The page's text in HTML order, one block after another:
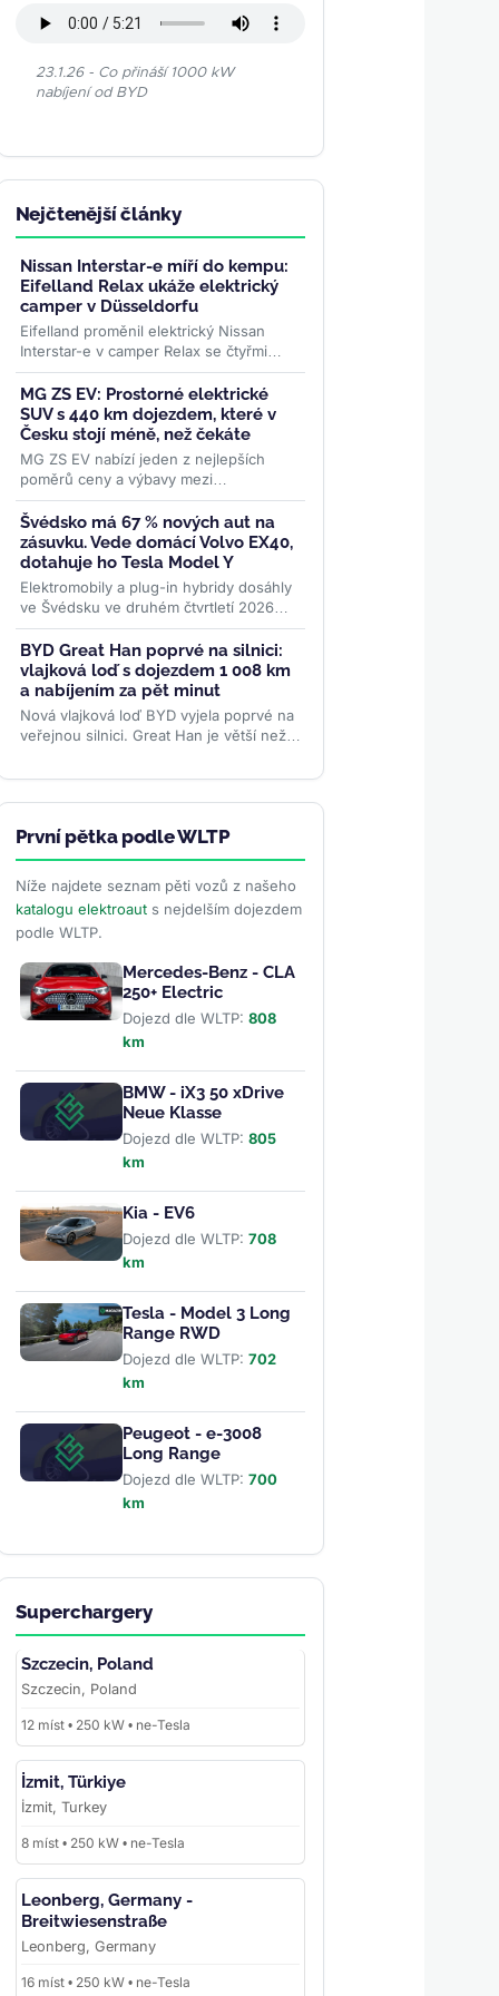
23.1.26 - Co přináší 1000 kW
nabíjení od BYD
Nejčtenější články
Nissan Interstar-e míří do kempu:
Eifelland Relax ukáže elektrický
camper v Düsseldorfu
Eifelland proměnil elektrický Nissan
Interstar-e v camper Relax se čtyřmi
místy k jízdě, pevným lůžkem pro dva a
topením napájeným z... >>
MG ZS EV: Prostorné elektrické
SUV s 440 km dojezdem, které v
Česku stojí méně, než čekáte
MG ZS EV nabízí jeden z nejlepších
poměrů ceny a výbavy mezi
elektromobily v Česku. Kompaktní SUV s
dojezdem až 440 km WLTP a 7letou...
>>
Švédsko má 67 % nových aut na
zásuvku. Vede domácí Volvo EX40,
dotahuje ho Tesla Model Y
Elektromobily a plug-in hybridy dosáhly
ve Švédsku ve druhém čtvrtletí 2026
podílu 67 %. Kraluje domácí Volvo EX40,
těsně za ním Tesla...>>
BYD Great Han poprvé na silnici:
vlajková loď s dojezdem 1 008 km
a nabíjením za pět minut
Nová vlajková loď BYD vyjela poprvé na
veřejnou silnici. Great Han je větší než
baterie slibuje až 1...>>
První pětka podle WLTP
Níže najdete seznam pěti vozů z našeho
katalogu elektroauts nejdelším dojezdem
podle WLTP.
Mercedes-Benz - CLA
250+ Electric
Dojezd dle WLTP: 808
km
BMW - iX3 50 xDrive
Neue Klasse
Dojezd dle WLTP: 805
km
Kia - EV6
Dojezd dle WLTP: 708
km
Tesla - Model 3 Long
Range RWD
Dojezd dle WLTP: 702
km
Peugeot - e-3008
Long Range
Dojezd dle WLTP: 700
km
Superchargery
Szczecin, Poland
Szczecin, Poland
12 míst • 250 kW • ne-Tesla
İzmit, Türkiye
İzmit, Turkey
8 míst • 250 kW • ne-Tesla
Leonberg, Germany -
Breitwiesenstraße
Leonberg, Germany
16 míst • 250 kW • ne-Tesla